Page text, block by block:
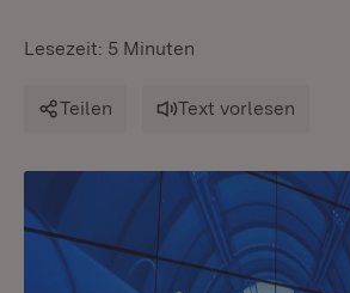
Lesezeit: 5 Minuten
Teilen Text vorlesen